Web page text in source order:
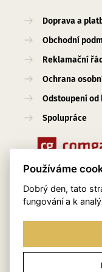
Doprava a
Obchodní
Reklamační
Ochrana
Odstoupení od
Spolupráce
Užitečné
O nás
Používáme
Dobrý den, tato
fungování a k